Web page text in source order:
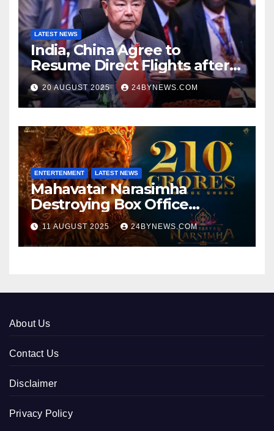
LATEST NEWS
India, China Agree to
Resume Direct Flights after
four years, Boost Business
Ties
20 AUGUST 2025 24BYNEWS.COM
ENTERTENMENT LATEST NEWS
Mahavatar Narasimha
Destroying Box Office
collections 300cr World wide
11 AUGUST 2025 24BYNEWS.COM
About Us
Contact Us
Disclaimer
Privacy Policy